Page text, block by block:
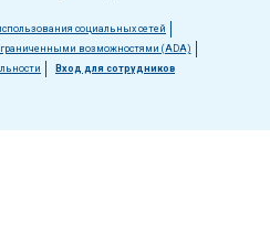
социальных сетей
возможностями (ADA)
Вход для сотрудников